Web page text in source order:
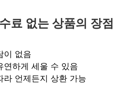
료 없는 상품의 장점
이 없음
연하게 세울 수 있음
라 언제든지 상환 가능